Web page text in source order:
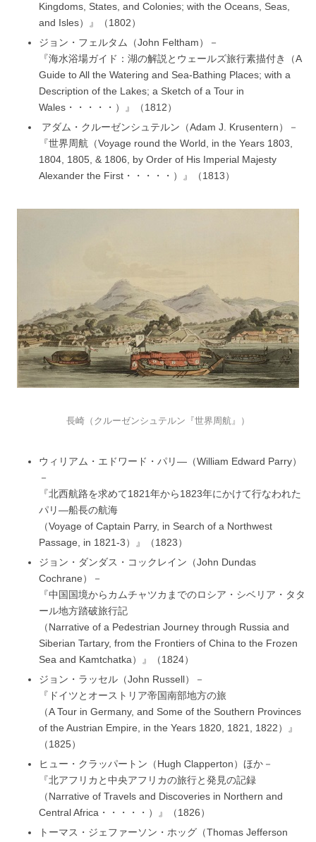
Kingdoms, States, and Colonies; with the Oceans, Seas,
and Isles）』（1802）
ジョン・フェルタム（John Feltham）－
『海水浴場ガイド：湖の解説とウェールズ旅行素描付き（A
Guide to All the Watering and Sea-Bathing Places; with a
Description of the Lakes; a Sketch of a Tour in
Wales・・・・・）』（1812）
アダム・クルーゼンシュテルン（Adam J. Krusentern）－
『世界周航（Voyage round the World, in the Years 1803,
1804, 1805, & 1806, by Order of His Imperial Majesty
Alexander the First・・・・・）』（1813）
長崎（クルーゼンシュテルン『世界周航』）
ウィリアム・エドワード・パリ―（William Edward Parry）
－
『北西航路を求めて1821年から1823年にかけて行なわれた
パリ―船長の航海
（Voyage of Captain Parry, in Search of a Northwest
Passage, in 1821-3）』（1823）
ジョン・ダンダス・コックレイン（John Dundas
Cochrane）－
『中国国境からカムチャツカまでのロシア・シベリア・タタ
ール地方踏破旅行記
（Narrative of a Pedestrian Journey through Russia and
Siberian Tartary, from the Frontiers of China to the Frozen
Sea and Kamtchatka）』（1824）
ジョン・ラッセル（John Russell）－
『ドイツとオーストリア帝国南部地方の旅
（A Tour in Germany, and Some of the Southern Provinces
of the Austrian Empire, in the Years 1820, 1821, 1822）』
（1825）
ヒュー・クラッパートン（Hugh Clapperton）ほか－
『北アフリカと中央アフリカの旅行と発見の記録
（Narrative of Travels and Discoveries in Northern and
Central Africa・・・・・）』（1826）
トーマス・ジェファーソン・ホッグ（Thomas Jefferson